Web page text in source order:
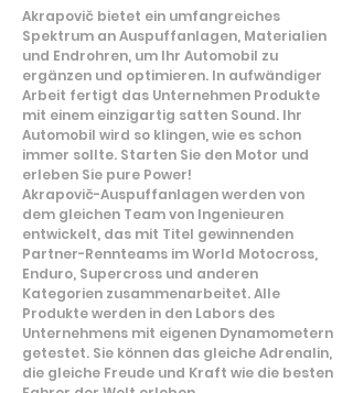
Akrapovič bietet ein umfangreiches
Spektrum an Auspuffanlagen, Materialien
und Endrohren, um Ihr Automobil zu
ergänzen und optimieren. In aufwändiger
Arbeit fertigt das Unternehmen Produkte
mit einem einzigartig satten Sound. Ihr
Automobil wird so klingen, wie es schon
immer sollte. Starten Sie den Motor und
erleben Sie pure Power!
Akrapovič-Auspuffanlagen werden von
dem gleichen Team von Ingenieuren
entwickelt, das mit Titel gewinnenden
Partner-Rennteams im World Motocross,
Enduro, Supercross und anderen
Kategorien zusammenarbeitet. Alle
Produkte werden in den Labors des
Unternehmens mit eigenen Dynamometern
getestet. Sie können das gleiche Adrenalin,
die gleiche Freude und Kraft wie die besten